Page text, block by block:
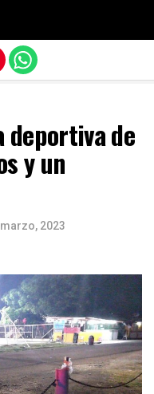
deportiva de
y un
2023
móvil